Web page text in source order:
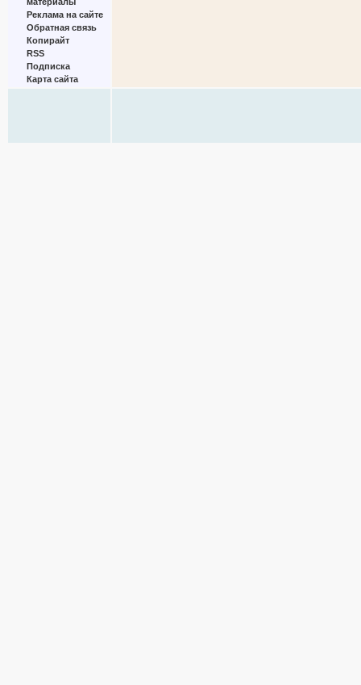
Реклама на сайте
Обратная связь
Копирайт
RSS
Подписка
Карта сайта